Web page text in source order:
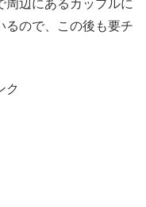
周辺にあるカップルに
るので、この後も要チ
ク